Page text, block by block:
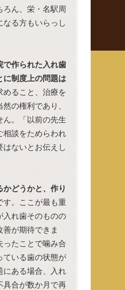
ん、栄・名駅周
なる方もいらっし
で作られた入れ歯
に制度上の問題は
めること、治療を
の権利であり、
ん。「以前の先生
相談をためらわれ
はないとお伝えし
どうかと、作り
す。ここが最も重
入れ歯そのものの
が期待できま
ったことで噛み合
ている歯の状態が
にある場合、入れ
具合が数か月で再